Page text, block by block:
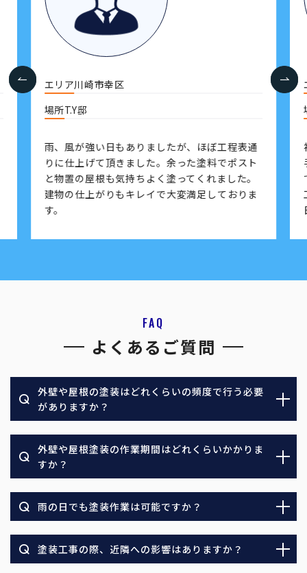
エリア川崎市幸区
場所T.Y邸
雨、風が強い日もありましたが、ほぼ工程表通
りに仕上げて頂きました。余った塗料でポスト
と物置の屋根も気持ちよく塗ってくれました。
建物の仕上がりもキレイで大変満足しておりま
す。
FAQ
よくあるご質問
外壁や屋根の塗装はどれくらいの頻度で行う必要
がありますか？
外壁や屋根塗装の作業期間はどれくらいかかりま
すか？
雨の日でも塗装作業は可能ですか？
塗装工事の際、近隣への影響はありますか？